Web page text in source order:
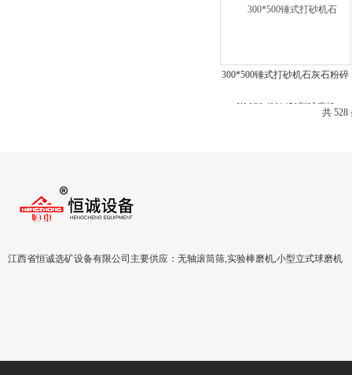
300*500锤式打砂机石灰石粉碎
共 528
江西省恒诚选矿设备有限公司主要供应：无轴滚筒筛,实验棒磨机,小型立式球磨机